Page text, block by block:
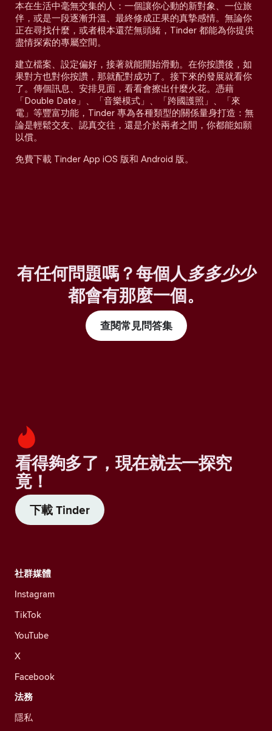
本在生活中毫無交集的人：一個讓你心動的新對象、一位旅
伴，或是一段逐漸升溫、最終修成正果的真摯感情。無論你
正在尋找什麼，或者根本還茫無頭緒，Tinder 都能為你提供
盡情探索的專屬空間。
建立檔案、設定偏好，接著就能開始滑動。在你按讚後，如
果對方也對你按讚，那就配對成功了。接下來的發展就看你
了。傳個訊息、安排見面，看看會擦出什麼火花。憑藉
「Double Date」、「音樂模式」、「跨國護照」、「來
電」等豐富功能，Tinder 專為各種類型的關係量身打造：無
論是輕鬆交友、認真交往，還是介於兩者之間，你都能如願
以償。
免費下載 Tinder App iOS 版和 Android 版。
有任何問題嗎？每個人多多少少
都會有那麼一個。
查閱常見問答集
看得夠多了，現在就去一探究
竟！
下載 Tinder
社群媒體
Instagram
TikTok
YouTube
X
Facebook
法務
隱私